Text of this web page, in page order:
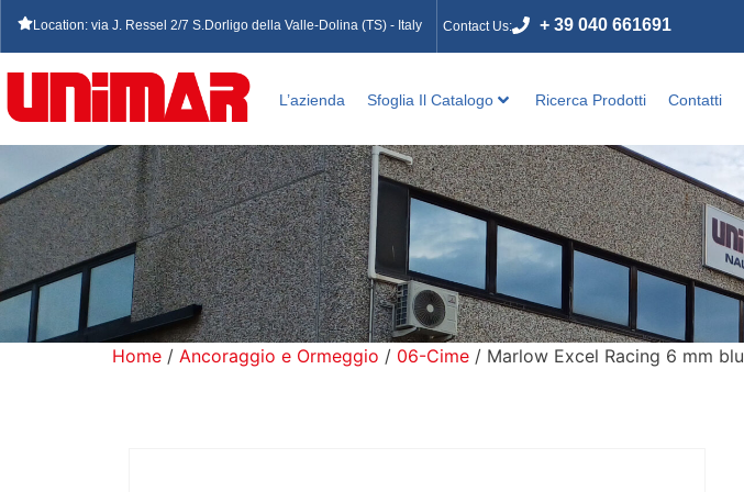
Location: via J. Ressel 2/7 S.Dorligo della Valle-Dolina (TS) - Italy Contact Us: + 39 040 661691
L’azienda Sfoglia Il Catalogo Ricerca Prodotti Contatti
Home / Ancoraggio e Ormeggio / 06-Cime / Marlow Excel Racing 6 mm blu